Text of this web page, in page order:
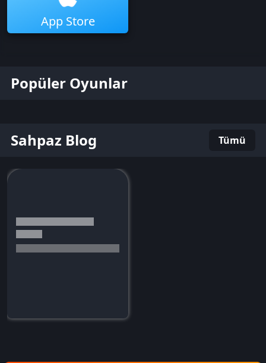
App Store
Popüler Oyunlar
Sahpaz Blog Tümü